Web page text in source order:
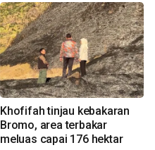
Khofifah tinjau kebakaran
Bromo, area terbakar
meluas capai 176 hektar